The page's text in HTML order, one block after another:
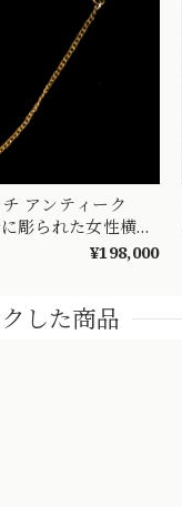
アンティーク
彫られた女性横顔
¥198,000
した商品